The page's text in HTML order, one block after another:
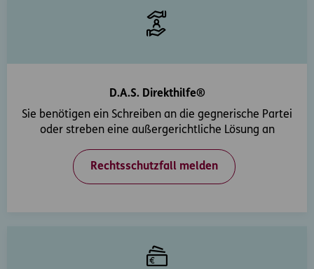
D.A.S. Direkthilfe®
Sie benötigen ein Schreiben an die gegnerische Partei
oder streben eine außergerichtliche Lösung an
Rechtsschutzfall melden